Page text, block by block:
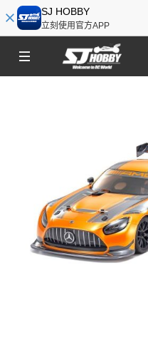
SJ HOBBY
立刻使用官方APP